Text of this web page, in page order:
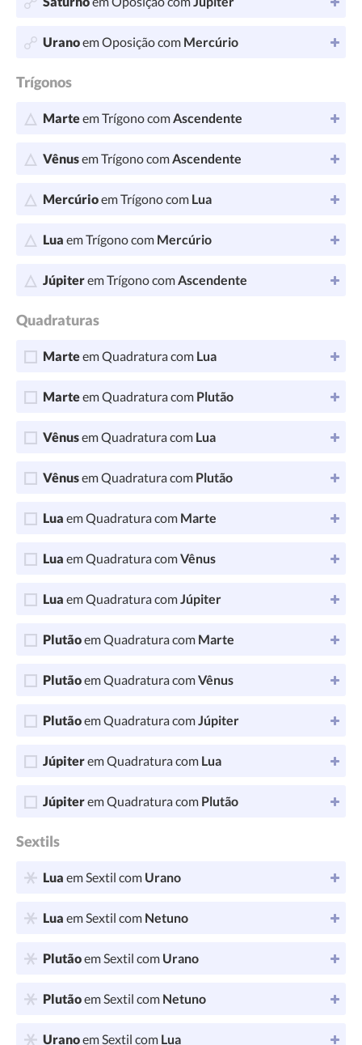
Uranoem Oposição com Mercúrio
Trígonos
Marteem Trígono comAscendente
Vênusem Trígono comAscendente
Mercúrioem Trígono com Lua
Lua em Trígono com Mercúrio
Júpiterem Trígono comAscendente
Quadraturas
Marteem Quadratura com Lua
Marteem Quadratura com Plutão
Vênusem Quadratura com Lua
Vênusem Quadratura com Plutão
Lua em Quadratura com Marte
Lua em Quadratura comVênus
Lua em Quadratura comJúpiter
Plutãoem Quadratura com Marte
Plutãoem Quadratura comVênus
Plutãoem Quadratura comJúpiter
Júpiterem Quadratura com Lua
Júpiterem Quadratura com Plutão
Sextils
Lua em Sextil com Urano
Lua em Sextil com Netuno
Plutãoem Sextil com Urano
Plutãoem Sextil com Netuno
Uranoem Sextil com Lua